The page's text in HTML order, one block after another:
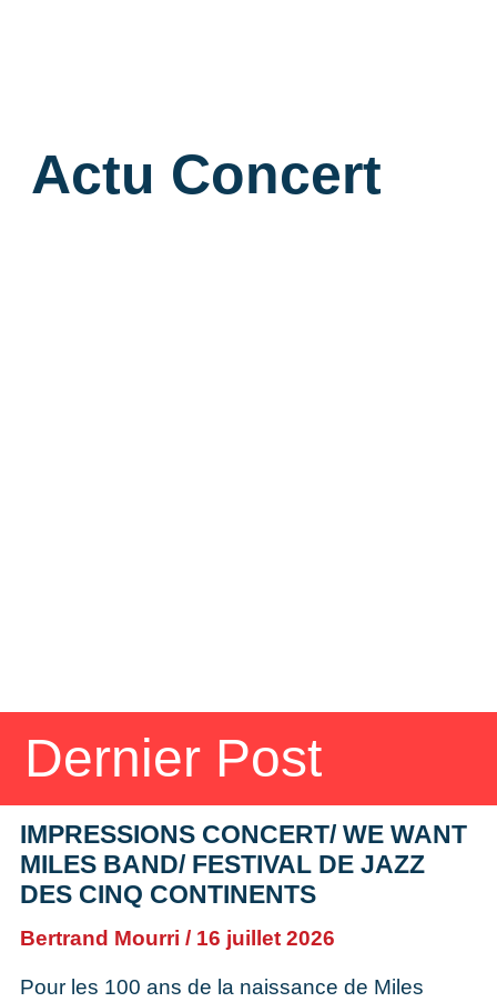
Actu Concert
Dernier Post
IMPRESSIONS CONCERT/ WE WANT
MILES BAND/ FESTIVAL DE JAZZ
DES CINQ CONTINENTS
Bertrand Mourri 16 juillet 2026
Pour les 100 ans de la naissance de Miles